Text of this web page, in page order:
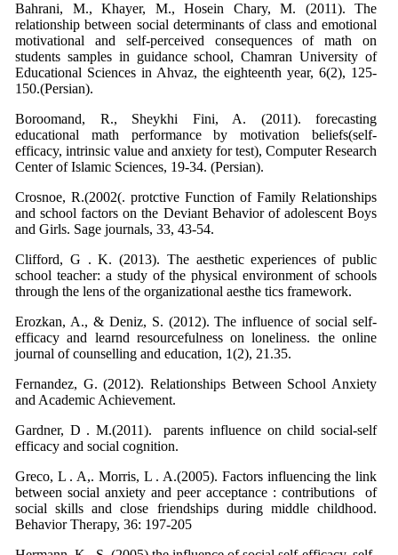
Bahrani, M., Khayer, M., Hosein Chary, M. (2011). The
relationship between social determinants of class and emotional
motivational and self-perceived consequences of math on
students samples in guidance school, Chamran University of
Educational Sciences in Ahvaz, the eighteenth year, 6(2), 125-
150.(Persian).
Boroomand, R., Sheykhi Fini, A. (2011). forecasting
educational math performance by motivation beliefs(self-
efficacy, intrinsic value and anxiety for test), Computer Research
Center of Islamic Sciences, 19-34. (Persian).
Crosnoe, R.(2002(. protctive Function of Family Relationships
and school factors on the Deviant Behavior of adolescent Boys
and Girls. Sage journals, 33, 43-54.
Clifford, G . K. (2013). The aesthetic experiences of public
school teacher: a study of the physical environment of schools
through the lens of the organizational aesthe tics framework.
Erozkan, A., & Deniz, S. (2012). The influence of social self-
efficacy and learnd resourcefulness on loneliness. the online
journal of counselling and education, 1(2), 21.35.
Fernandez, G. (2012). Relationships Between School Anxiety
and Academic Achievement.
Gardner, D . M.(2011). parents influence on child social-self
efficacy and social cognition.
Greco, L . A,. Morris, L . A.(2005). Factors influencing the link
between social anxiety and peer acceptance : contributions of
social skills and close friendships during middle childhood.
Behavior Therapy, 36: 197-205